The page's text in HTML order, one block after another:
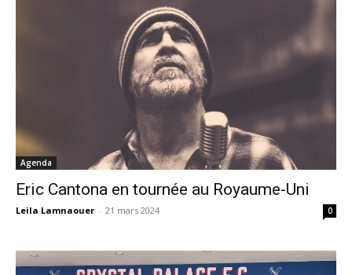
Agenda
Eric Cantona en tournée au Royaume-Uni
Leila Lamnaouer - 21 mars 2024 0